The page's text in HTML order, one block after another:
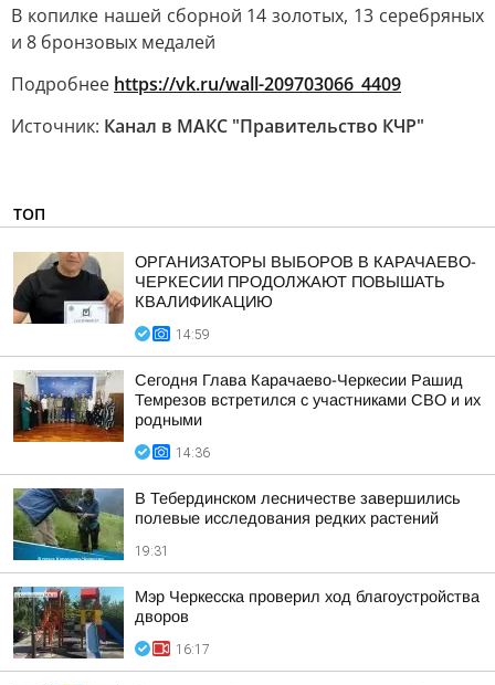
В копилке нашей сборной 14 золотых, 13 серебряных
и 8 бронзовых медалей
Подробнее https://vk.ru/wall-209703066_4409
Источник: Канал в МАКС "Правительство КЧР"
ТОП
ОРГАНИЗАТОРЫ ВЫБОРОВ В КАРАЧАЕВО-
ЧЕРКЕСИИ ПРОДОЛЖАЮТ ПОВЫШАТЬ
КВАЛИФИКАЦИЮ
14:59
Сегодня Глава Карачаево-Черкесии Рашид
Темрезов встретился с участниками СВО и их
родными
14:36
В Тебердинском лесничестве завершились
полевые исследования редких растений
19:31
Мэр Черкесска проверил ход благоустройства
дворов
16:17